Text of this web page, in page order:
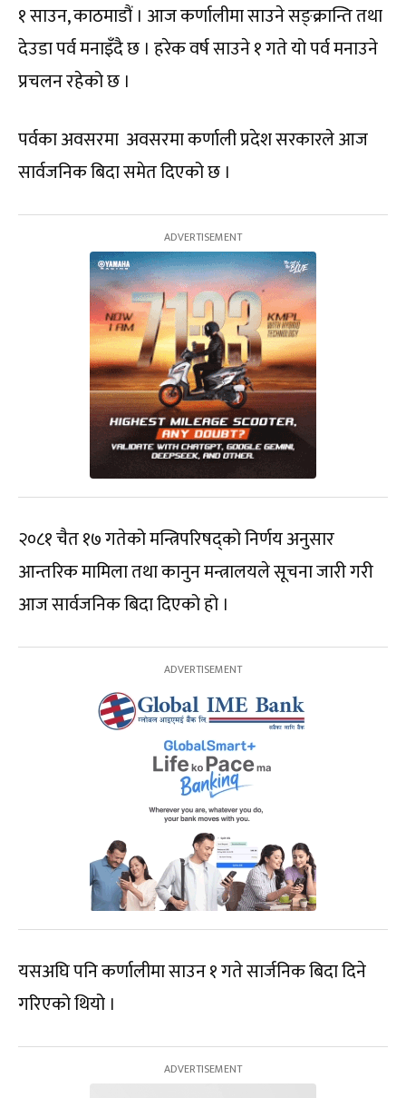
१ साउन, काठमाडौं । आज कर्णालीमा साउने सङ्क्रान्ति तथा
देउडा पर्व मनाइँदै छ । हरेक वर्ष साउने १ गते यो पर्व मनाउने
प्रचलन रहेको छ ।
पर्वका अवसरमा अवसरमा कर्णाली प्रदेश सरकारले आज
सार्वजनिक बिदा समेत दिएको छ ।
२०८१ चैत १७ गतेको मन्त्रिपरिषद्को निर्णय अनुसार
आन्तरिक मामिला तथा कानुन मन्त्रालयले सूचना जारी गरी
आज सार्वजनिक बिदा दिएको हो ।
यसअघि पनि कर्णालीमा साउन १ गते सार्जनिक बिदा दिने
गरिएको थियो ।